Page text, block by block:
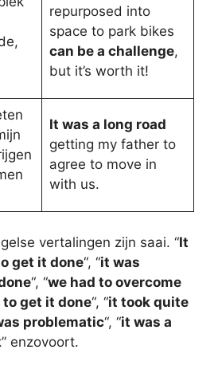
repurposed into
space to park bikes
can be a challenge,
but it’s worth it!
It was a long road
getting my father to
agree to move in
with us.
vertalingen zijn saai. “It
get it done“, “it was
“, “we had to overcome
get it done“, “it took quite
problematic“, “it was a
” enzovoort.